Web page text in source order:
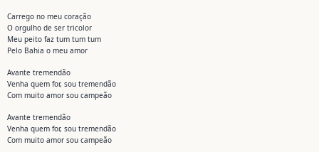
Carrego no meu coração
O orgulho de ser tricolor
Meu peito faz tum tum tum
Pelo Bahia o meu amor
Avante tremendão
Venha quem for, sou tremendão
Com muito amor sou campeão
Avante tremendão
Venha quem for, sou tremendão
Com muito amor sou campeão